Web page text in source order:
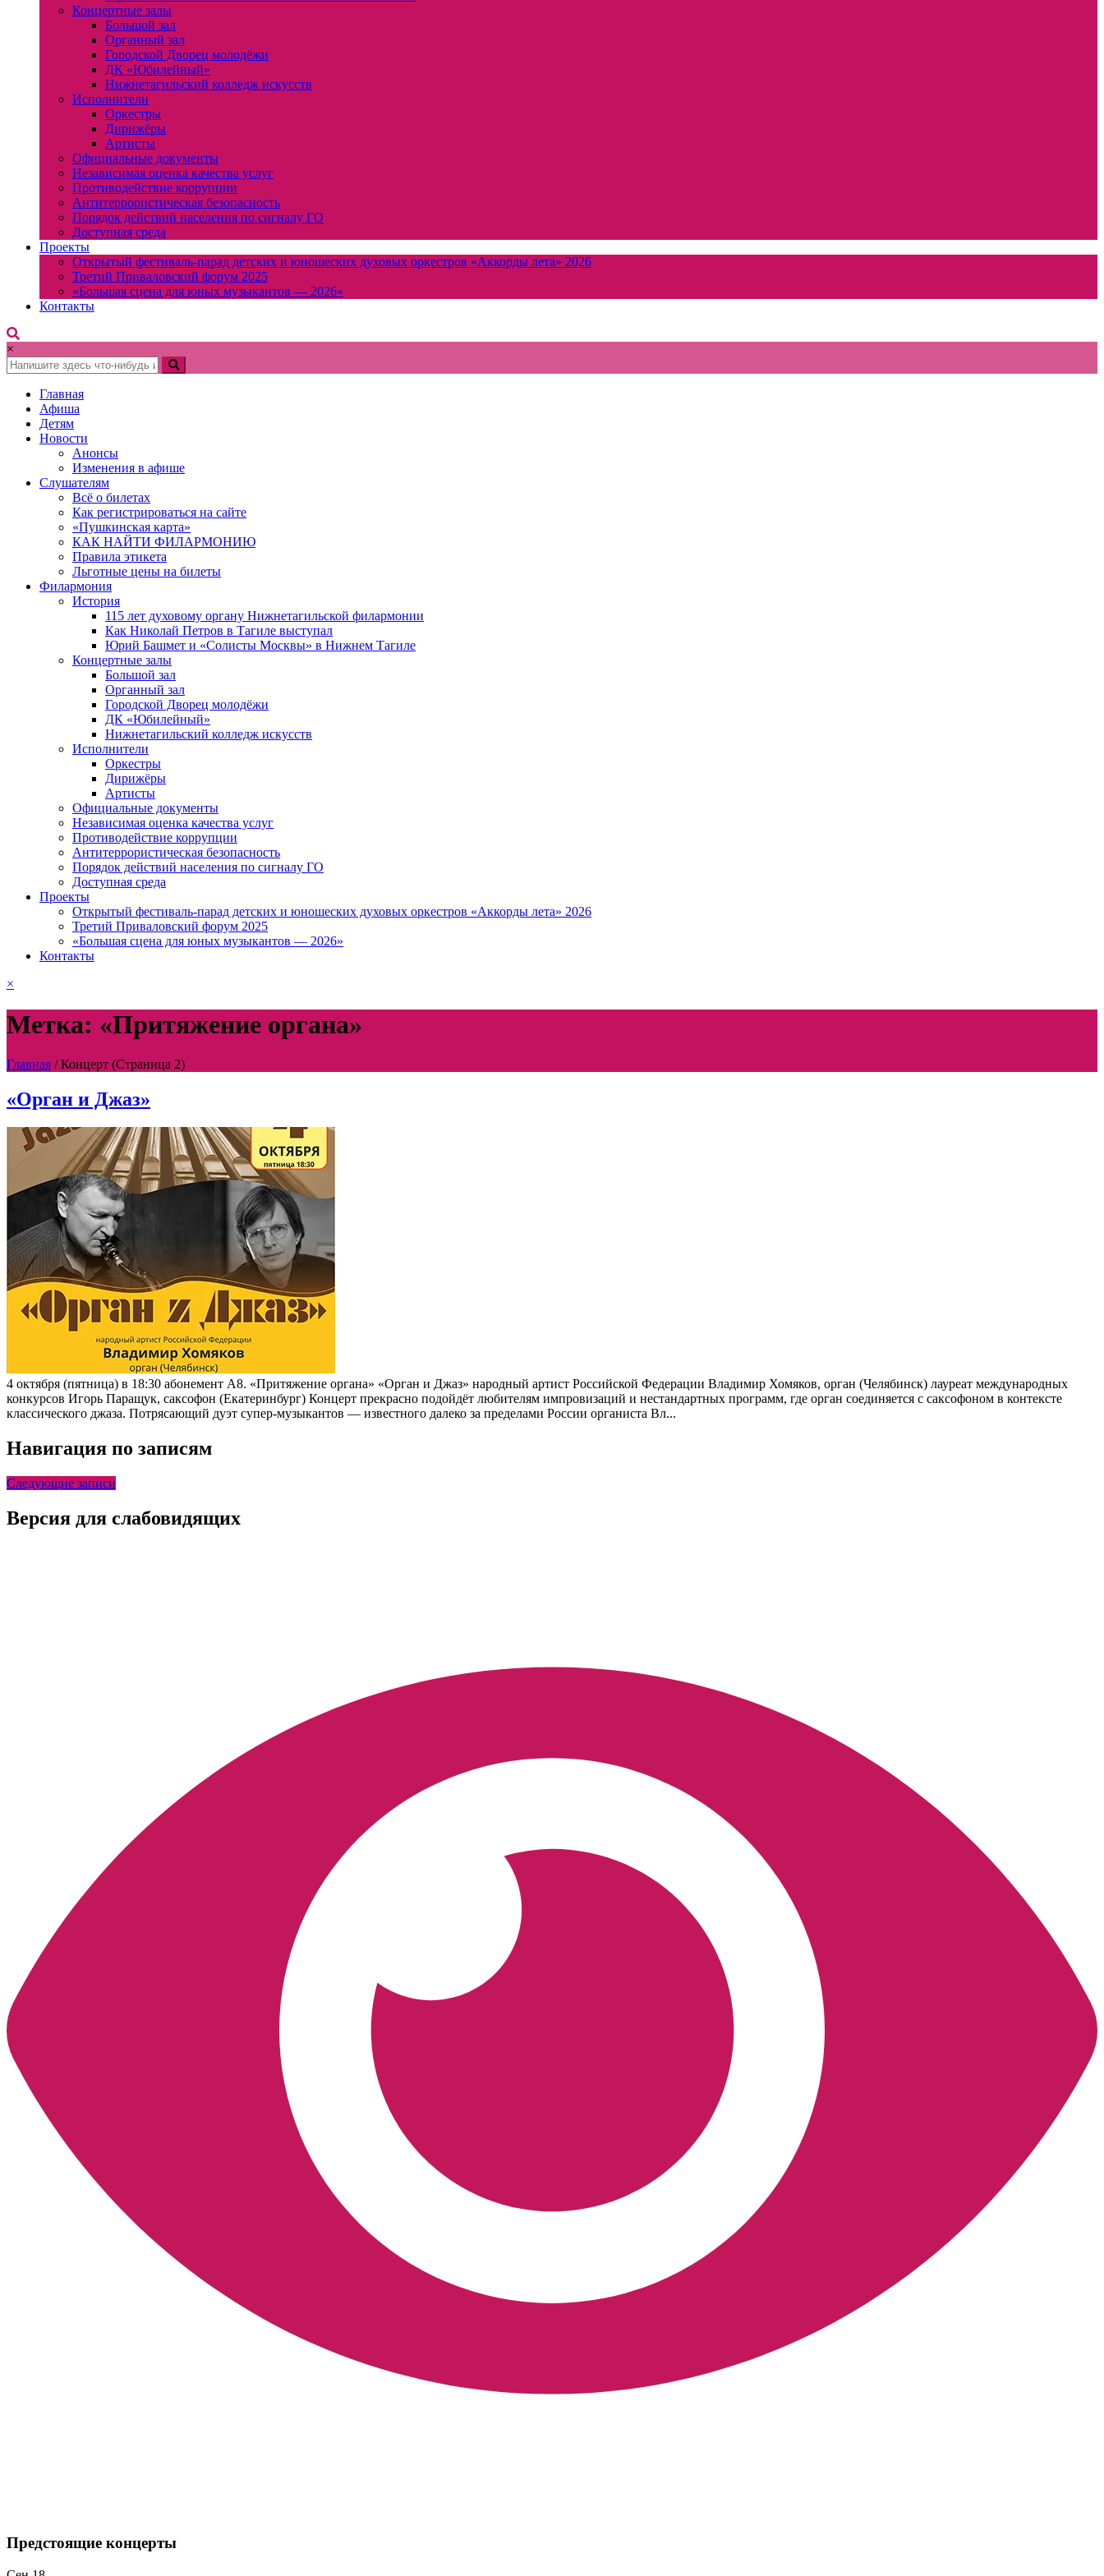
Концертные залы
Большой зал
Органный зал
Городской Дворец молодёжи
ДК «Юбилейный»
Нижнетагильский колледж искусств
Исполнители
Оркестры
Дирижёры
Артисты
Официальные документы
Независимая оценка качества услуг
Противодействие коррупции
Антитеррористическая безопасность
Порядок действий населения по сигналу ГО
Доступная среда
Проекты
Открытый фестиваль-парад детских и юношеских духовых оркестров «Аккорды лета» 2026
Третий Приваловский форум 2025
«Большая сцена для юных музыкантов — 2026»
Контакты
×
Главная
Афиша
Детям
Новости
Анонсы
Изменения в афише
Слушателям
Всё о билетах
Как регистрироваться на сайте
«Пушкинская карта»
КАК НАЙТИ ФИЛАРМОНИЮ
Правила этикета
Льготные цены на билеты
Филармония
История
115 лет духовому органу Нижнетагильской филармонии
Как Николай Петров в Тагиле выступал
Юрий Башмет и «Солисты Москвы» в Нижнем Тагиле
Концертные залы
Большой зал
Органный зал
Городской Дворец молодёжи
ДК «Юбилейный»
Нижнетагильский колледж искусств
Исполнители
Оркестры
Дирижёры
Артисты
Официальные документы
Независимая оценка качества услуг
Противодействие коррупции
Антитеррористическая безопасность
Порядок действий населения по сигналу ГО
Доступная среда
Проекты
Открытый фестиваль-парад детских и юношеских духовых оркестров «Аккорды лета» 2026
Третий Приваловский форум 2025
«Большая сцена для юных музыкантов — 2026»
Контакты
×
Метка: «Притяжение органа»
Главная /Концерт (Страница 2)
«Орган и Джаз»
4 октября (пятница) в 18:30 абонемент А8. «Притяжение органа» «Орган и Джаз» народный артист Российской Федерации Владимир Хомяков, орган (Челябинск) лауреат международных
конкурсов Игорь Паращук, саксофон (Екатеринбург) Концерт прекрасно подойдёт любителям импровизаций и нестандартных программ, где орган соединяется с саксофоном в контексте
классического джаза. Потрясающий дуэт супер-музыкантов — известного далеко за пределами России органиста Вл...
Навигация по записям
Следующие записи
Версия для слабовидящих
Предстоящие концерты